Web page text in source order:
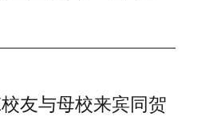
友与母校来宾同贺